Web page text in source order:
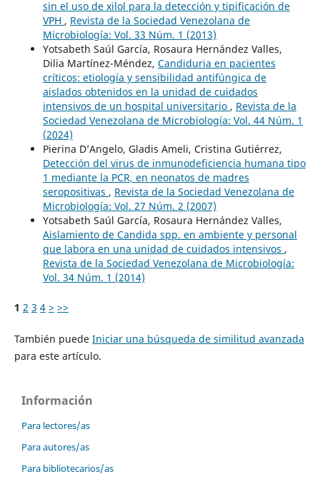
sin el uso de xilol para la detección y tipificación de
VPH , Revista de la Sociedad Venezolana de
Microbiología: Vol. 33 Núm. 1 (2013)
Yotsabeth Saúl García, Rosaura Hernández Valles,
Dilia Martínez-Méndez, Candiduria en pacientes
críticos: etiología y sensibilidad antifúngica de
aislados obtenidos en la unidad de cuidados
intensivos de un hospital universitario , Revista de la
Sociedad Venezolana de Microbiología: Vol. 44 Núm. 1
(2024)
Pierina D’Angelo, Gladis Ameli, Cristina Gutiérrez,
Detección del virus de inmunodeficiencia humana tipo
1 mediante la PCR, en neonatos de madres
seropositivas , Revista de la Sociedad Venezolana de
Microbiología: Vol. 27 Núm. 2 (2007)
Yotsabeth Saúl García, Rosaura Hernández Valles,
Aislamiento de Candida spp. en ambiente y personal
que labora en una unidad de cuidados intensivos ,
Revista de la Sociedad Venezolana de Microbiología:
Vol. 34 Núm. 1 (2014)
1 2 3 4 > >>
También puede Iniciar una búsqueda de similitud avanzada
para este artículo.
Información
Para lectores/as
Para autores/as
Para bibliotecarios/as